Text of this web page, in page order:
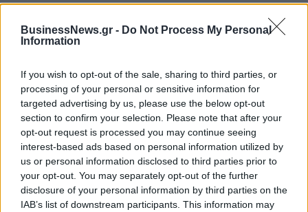
BusinessNews.gr - Do Not Process My Personal
Information
If you wish to opt-out of the sale, sharing to third parties, or
processing of your personal or sensitive information for
targeted advertising by us, please use the below opt-out
section to confirm your selection. Please note that after your
opt-out request is processed you may continue seeing
interest-based ads based on personal information utilized by
us or personal information disclosed to third parties prior to
your opt-out. You may separately opt-out of the further
disclosure of your personal information by third parties on the
IAB’s list of downstream participants. This information may
IAB Hellas: Νέα Διοικούσα Επιτροπή και νέο Διοικητικό Συμβούλιο -
Η Toyota φέρνει νέα γενιά
μπαταριών για τα υβριδικά της
Σε κινεζική… πολιορκία η
ευρωπαϊκή
αυτοκινητοβιομηχανία
Νέο Audi A2 e-tron με στόχο την κορυφή της αποδοτικότητας